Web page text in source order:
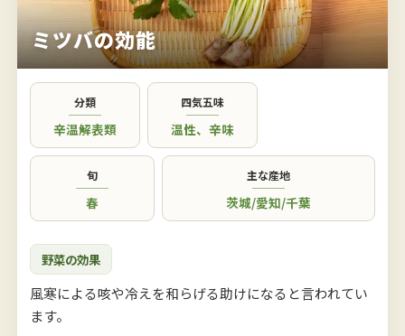
ミツバの効能
分類
辛温解表類
四気五味
温性、 辛味
旬
春
主な産地
茨城/愛知/千葉
野菜の効果
風寒による咳や冷えを和らげる助けになると言われてい
ます。